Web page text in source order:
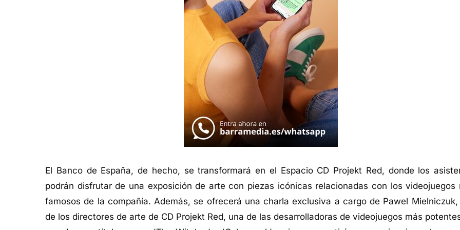
El Banco de España, de hecho, se transformará en el Espacio CD Projekt Red, donde los
podrán disfrutar de una exposición de arte con piezas icónicas relacionadas con los videojuegos
famosos de la compañía. Además, se ofrecerá una charla exclusiva a cargo de Pawel Mielniczuk,
de los directores de arte de CD Projekt Red, una de las desarrolladoras de videojuegos más